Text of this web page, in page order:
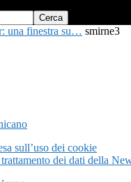
una finestra su… smirne3
sull’uso dei cookie
dei dati della